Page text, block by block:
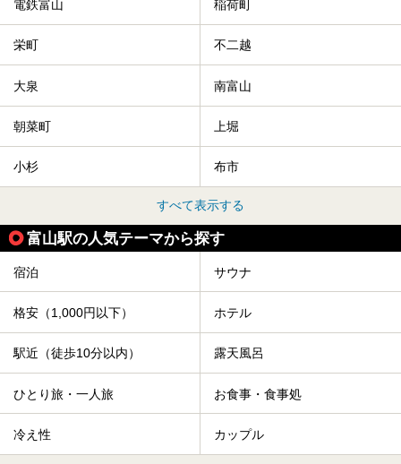
電鉄富山 稲荷町
栄町 不二越
大泉 南富山
朝菜町 上堀
小杉 布市
すべて表示する
富山駅の人気テーマから探す
宿泊 サウナ
格安（1,000円以下） ホテル
駅近（徒歩10分以内） 露天風呂
ひとり旅・一人旅 お食事・食事処
冷え性 カップル